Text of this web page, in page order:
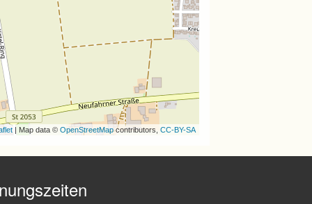
| Map data © OpenStreetMapcontributors, CC-BY-SA